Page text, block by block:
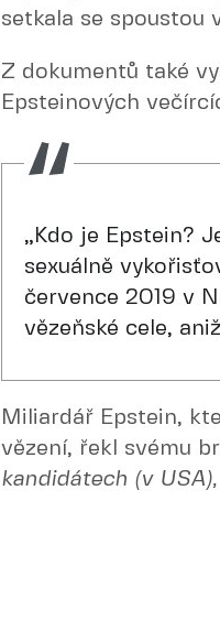
setkala se spoustou
Z dokumentů také
Epsteinových
„Kdo je Epstein?
sexuálně
července 2019 v
vězeňské cele,
Miliardář Epstein,
vězení, řekl svému
kandidátech (v